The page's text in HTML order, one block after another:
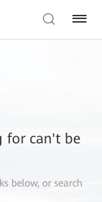
for can't be
below, or search